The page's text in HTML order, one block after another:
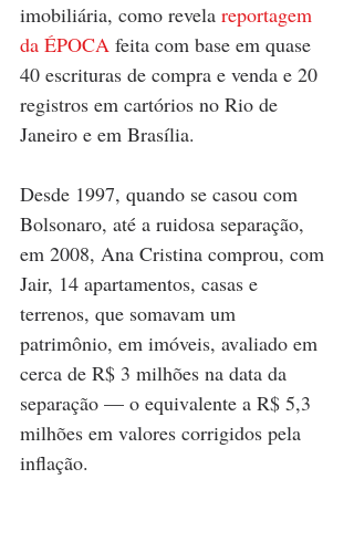
imobiliária, como revela reportagem
da ÉPOCA feita com base em quase
40 escrituras de compra e venda e 20
registros em cartórios no Rio de
Janeiro e em Brasília.
Desde 1997, quando se casou com
Bolsonaro, até a ruidosa separação,
em 2008, Ana Cristina comprou, com
Jair, 14 apartamentos, casas e
terrenos, que somavam um
patrimônio, em imóveis, avaliado em
cerca de R$ 3 milhões na data da
separação — o equivalente a R$ 5,3
milhões em valores corrigidos pela
inflação.